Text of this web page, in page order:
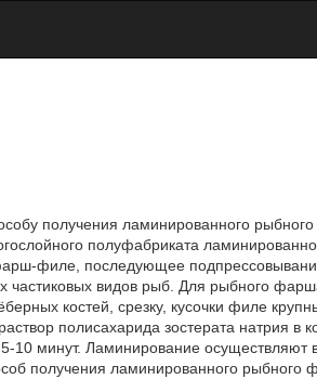
получения ламинированного
полуфабриката
филе, последующее
частиковых видов рыб. Для рыбного
костей, срезку, кусочки филе
полисахарида зостерата натрия в
минут. Ламинирование осуществляют
получения ламинированного рыбного